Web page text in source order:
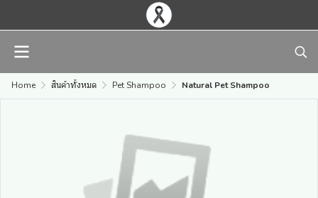
Home สินค้าทั้งหมด Pet Shampoo Natural Pet Shampoo